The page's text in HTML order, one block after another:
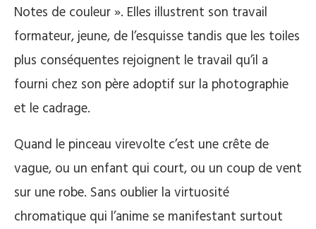
Notes de couleur ». Elles illustrent son travail
formateur, jeune, de l’esquisse tandis que les toiles
plus conséquentes rejoignent le travail qu’il a
fourni chez son père adoptif sur la photographie
et le cadrage.
Quand le pinceau virevolte c’est une crête de
vague, ou un enfant qui court, ou un coup de vent
sur une robe. Sans oublier la virtuosité
chromatique qui l’anime se manifestant surtout